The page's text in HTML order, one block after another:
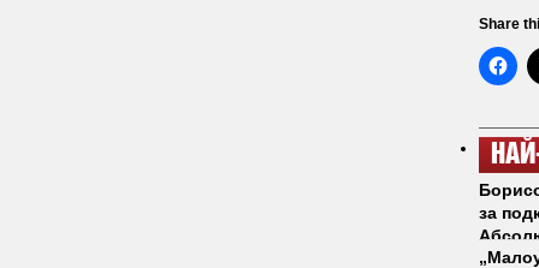
Share
за